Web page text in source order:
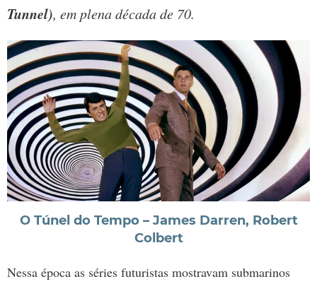
Tunnel), em plena década de 70.
O Túnel do Tempo – James Darren, Robert
Colbert
Nessa época as séries futuristas mostravam submarinos